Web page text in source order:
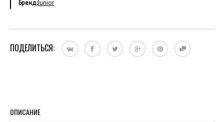
Бренд:Junior
ПОДЕЛИТЬСЯ:
ОПИСАНИЕ